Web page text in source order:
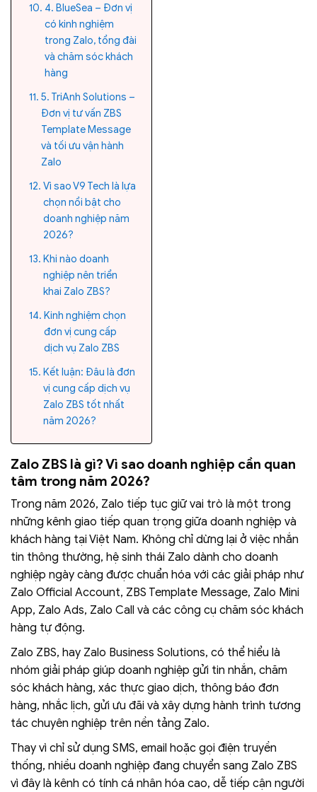
4. BlueSea – Đơn vị
có kinh nghiệm
trong Zalo, tổng đài
và chăm sóc khách
hàng
5. TriAnh Solutions –
Đơn vị tư vấn ZBS
Template Message
và tối ưu vận hành
Zalo
Vì sao V9 Tech là lựa
chọn nổi bật cho
doanh nghiệp năm
2026?
Khi nào doanh
nghiệp nên triển
khai Zalo ZBS?
Kinh nghiệm chọn
đơn vị cung cấp
dịch vụ Zalo ZBS
Kết luận: Đâu là đơn
vị cung cấp dịch vụ
Zalo ZBS tốt nhất
năm 2026?
Zalo ZBS là gì? Vì sao doanh nghiệp cần quan
tâm trong năm 2026?
Trong năm 2026, Zalo tiếp tục giữ vai trò là một trong
những kênh giao tiếp quan trọng giữa doanh nghiệp và
khách hàng tại Việt Nam. Không chỉ dừng lại ở việc nhắn
tin thông thường, hệ sinh thái Zalo dành cho doanh
nghiệp ngày càng được chuẩn hóa với các giải pháp như
Zalo Official Account, ZBS Template Message, Zalo Mini
App, Zalo Ads, Zalo Call và các công cụ chăm sóc khách
hàng tự động.
Zalo ZBS, hay Zalo Business Solutions, có thể hiểu là
nhóm giải pháp giúp doanh nghiệp gửi tin nhắn, chăm
sóc khách hàng, xác thực giao dịch, thông báo đơn
hàng, nhắc lịch, gửi ưu đãi và xây dựng hành trình tương
tác chuyên nghiệp trên nền tảng Zalo.
Thay vì chỉ sử dụng SMS, email hoặc gọi điện truyền
thống, nhiều doanh nghiệp đang chuyển sang Zalo ZBS
vì đây là kênh có tính cá nhân hóa cao, dễ tiếp cận người